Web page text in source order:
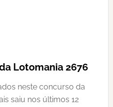
Lotomania 2676
neste concurso da
saiu nos últimos 12